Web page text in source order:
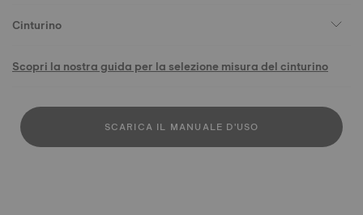
Cinturino
Scopri la nostra guida per la selezione misura del cinturino
SCARICA IL MANUALE D'USO